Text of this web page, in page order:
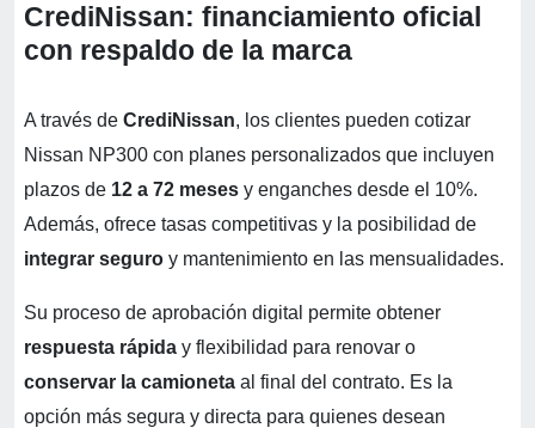
CrediNissan: financiamiento oficial
con respaldo de la marca
A través de CrediNissan, los clientes pueden cotizar
Nissan NP300 con planes personalizados que incluyen
plazos de 12 a 72 meses y enganches desde el 10%.
Además, ofrece tasas competitivas y la posibilidad de
integrar seguro y mantenimiento en las mensualidades.
Su proceso de aprobación digital permite obtener
respuesta rápida y flexibilidad para renovar o
conservar la camioneta al final del contrato. Es la
opción más segura y directa para quienes desean